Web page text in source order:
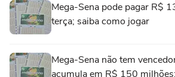
Mega-Sena pode pagar R$
terça; saiba como jogar
Mega-Sena não tem
acumula em R$ 150